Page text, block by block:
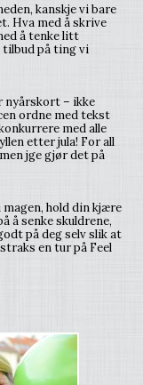
kanskje vi bare
Hva med å skrive
å tenke litt
tilbud på ting vi
nyårskort – ikke
ordne med tekst
med alle
etter jula! For all
jge gjør det på
hold din kjære
å senke skuldrene,
på deg selv slik at
en tur på Feel